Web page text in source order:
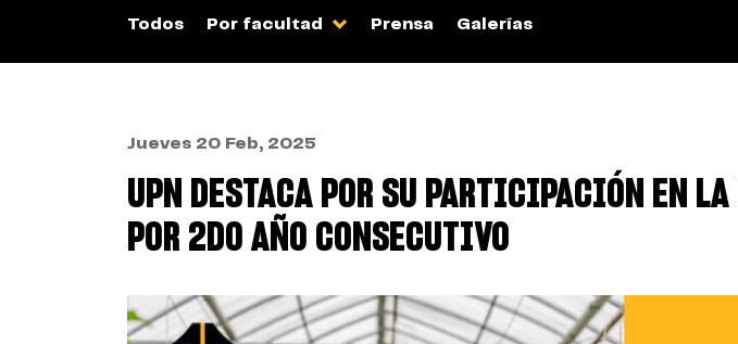
Todos Por facultad Prensa Galerías
Jueves 20 Feb, 2025
UPN DESTACA POR SU PARTICIPACIÓN EN
POR 2DO AÑO CONSECUTIVO